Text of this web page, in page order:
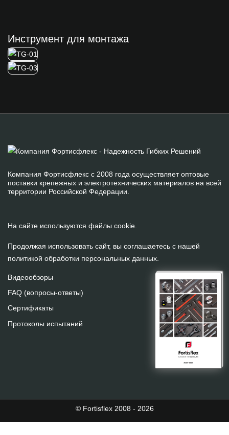
Инструмент для монтажа
Компания Фортисфлекс с 2008 года осуществляет оптовые
поставки крепежных и электротехнических материалов на всей
территории Российской Федерации.
На сайте используются файлы cookie.
Продолжая использовать сайт, вы соглашаетесь с нашей
политикой обработки персональных данных
Видеообзоры
FAQ (вопросы-ответы)
Сертификаты
Протоколы испытаний
© Fortisflex 2008 - 2026